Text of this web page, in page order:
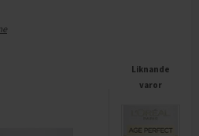
Liknande
varor